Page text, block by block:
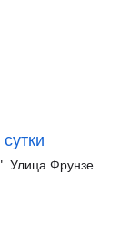
Улица Фрунзе